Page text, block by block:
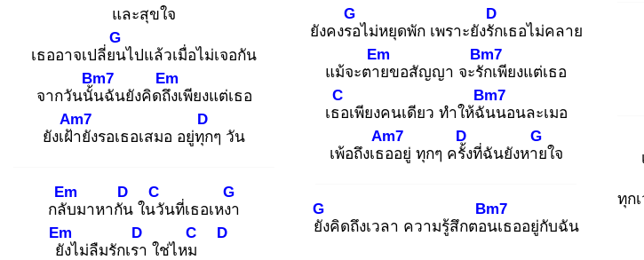
และสุขใจ
เธออาจเปลี่ยน
G
ไปแล้วเมื่อไม่เจอกัน
จากวันนั้น
Bm7
ฉันยังคิดถึง
Em
เพียงแต่เธอ
ยังเฝ้า
Am7
ยังรอเธอเสมอ อยู่ทุก
D
ๆ วัน
กลับ
Em
มาหากัน
D
ในวั
C
นที่เธอเหงา
G
ยัง
Em
ไม่ลืมรักเรา
D
ใช่ไหม
C D
ยังคงรอ
G
ไม่หยุดพัก เพราะยังรัก
D
เธอไม่คลาย
แม้จะตาย
Em
ขอสัญญา จะรัก
Bm7
เพียงแต่เธอ
เธอ
C
เพียงคนเดียว ทำให้ฉัน
Bm7
นอนละเมอ
เพ้อถึงเธอ
Am7
อยู่ ทุกๆ ครั้ง
D
ที่ฉันยังหาย
G
ใจ
ยัง
G
คิดถึงเวลา ความรู้สึกตอน
Bm7
เธออยู่กับฉัน
ทุก